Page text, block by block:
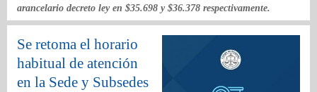
arancelario decreto ley en $35.698 y $36.378 respectivamente.
Se retoma el horario
habitual de atención
en la Sede y Subsedes